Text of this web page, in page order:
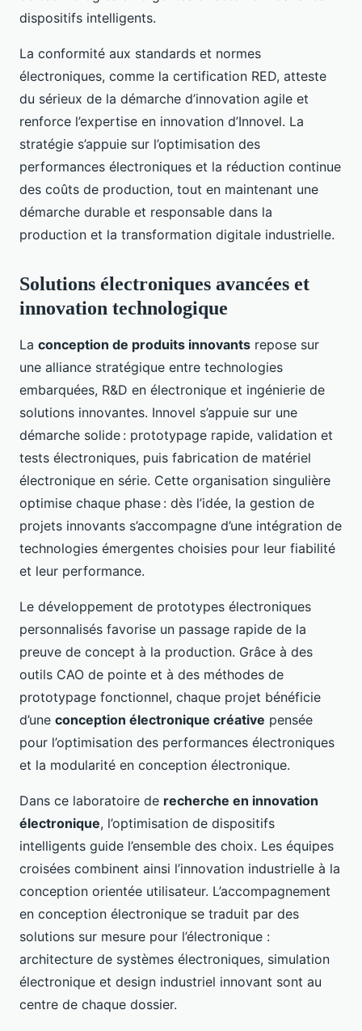
dispositifs intelligents.
La conformité aux standards et normes
électroniques, comme la certification RED, atteste
du sérieux de la démarche d’innovation agile et
renforce l’expertise en innovation d’Innovel. La
stratégie s’appuie sur l’optimisation des
performances électroniques et la réduction continue
des coûts de production, tout en maintenant une
démarche durable et responsable dans la
production et la transformation digitale industrielle.
Solutions électroniques avancées et
innovation technologique
La conception de produits innovants repose sur
une alliance stratégique entre technologies
embarquées, R&D en électronique et ingénierie de
solutions innovantes. Innovel s’appuie sur une
démarche solide : prototypage rapide, validation et
tests électroniques, puis fabrication de matériel
électronique en série. Cette organisation singulière
optimise chaque phase : dès l’idée, la gestion de
projets innovants s’accompagne d’une intégration de
technologies émergentes choisies pour leur fiabilité
et leur performance.
Le développement de prototypes électroniques
personnalisés favorise un passage rapide de la
preuve de concept à la production. Grâce à des
outils CAO de pointe et à des méthodes de
prototypage fonctionnel, chaque projet bénéficie
d’une conception électronique créative pensée
pour l’optimisation des performances électroniques
et la modularité en conception électronique.
Dans ce laboratoire de recherche en innovation
électronique, l’optimisation de dispositifs
intelligents guide l’ensemble des choix. Les équipes
croisées combinent ainsi l’innovation industrielle à la
conception orientée utilisateur. L’accompagnement
en conception électronique se traduit par des
solutions sur mesure pour l’électronique :
architecture de systèmes électroniques, simulation
électronique et design industriel innovant sont au
centre de chaque dossier.